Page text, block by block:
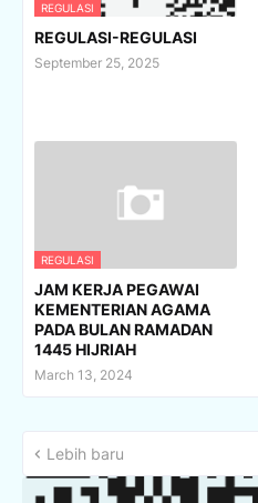
REGULASI
REGULASI-REGULASI
September 25, 2025
REGULASI
JAM KERJA PEGAWAI
KEMENTERIAN AGAMA
PADA BULAN RAMADAN
1445 HIJRIAH
March 13, 2024
Lebih baru